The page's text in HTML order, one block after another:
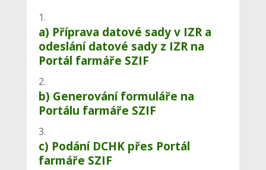
a) Příprava datové sady v IZR a
odeslání datové sady z IZR na
Portál farmáře SZIF
b) Generování formuláře na
Portálu farmáře SZIF
c) Podání DCHK přes Portál
farmáře SZIF